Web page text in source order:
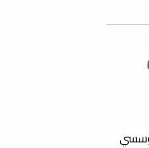
المؤسسي